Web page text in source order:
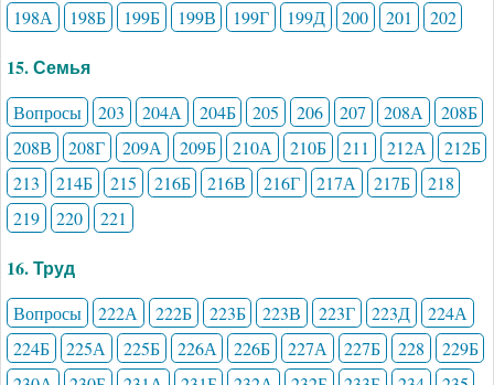
198А
198Б 199Б 199В 199Г 199Д 200 201 202
15. Семья
Вопросы 203 204А 204Б 205 206 207 208А
208Б
208В
208Г 209А 209Б 210А 210Б 211 212А
212Б
213
214Б 215 216Б 216В 216Г 217А 217Б
218
219
220 221
16. Труд
Вопросы 222А 222Б 223Б 223В 223Г 223Д
224А
224Б
225А 225Б 226А 226Б 227А 227Б 228
229Б